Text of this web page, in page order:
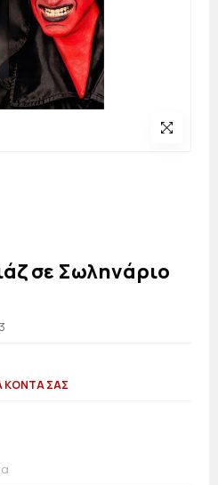
σε Σωληνάριο
ΚΟΝΤΑ ΣΑΣ